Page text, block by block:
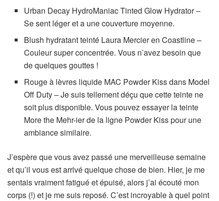
Urban Decay HydroManiac Tinted Glow Hydrator –
Se sent léger et a une couverture moyenne.
Blush hydratant teinté Laura Mercier en Coastline –
Couleur super concentrée. Vous n’avez besoin que
de quelques gouttes !
Rouge à lèvres liquide MAC Powder Kiss dans Model
Off Duty – Je suis tellement déçu que cette teinte ne
soit plus disponible. Vous pouvez essayer la teinte
More the Mehr-ier de la ligne Powder Kiss pour une
ambiance similaire.
J’espère que vous avez passé une merveilleuse semaine
et qu’il vous est arrivé quelque chose de bien. Hier, je me
sentais vraiment fatigué et épuisé, alors j’ai écouté mon
corps (!) et je me suis reposé. C’est incroyable à quel point